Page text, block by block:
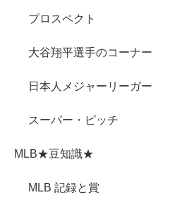
プロスペクト
大谷翔平選手のコーナー
日本人メジャーリーガー
スーパー・ピッチ
MLB★豆知識★
MLB 記録と賞